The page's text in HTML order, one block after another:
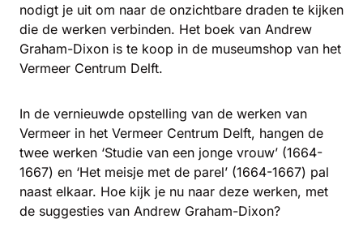
nodigt je uit om naar de onzichtbare draden te kijken
die de werken verbinden. Het boek van Andrew
Graham-Dixon is te koop in de museumshop van het
Vermeer Centrum Delft.
In de vernieuwde opstelling van de werken van
Vermeer in het Vermeer Centrum Delft, hangen de
twee werken ‘Studie van een jonge vrouw’ (1664-
1667) en ‘Het meisje met de parel’ (1664-1667) pal
naast elkaar. Hoe kijk je nu naar deze werken, met
de suggesties van Andrew Graham-Dixon?